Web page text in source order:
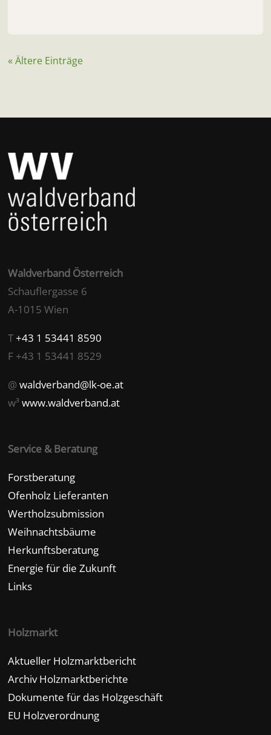
« Ältere Einträge
Waldverband Österreich
Schauflergasse 6
A-1015 Wien
T+43 1 53441 8590
F +43 1 53441 8529
@waldverband@lk-oe.at
w³www.waldverband.at
Service & Beratung
Forstberatung
Ofenholz Lieferanten
Wertholzsubmission
Weihnachtsbäume
Herkunftsberatung
Energie für die Zukunft
Links
Holzmarkt
Aktueller Holzmarktbericht
Archiv Holzmarktberichte
Dokumente für das Holzgeschäft
EU Holzverordnung